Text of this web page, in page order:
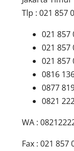
Tlp : 021 857
021 857
021 857
021 857
0816
0877
0821
WA :
Fax : 021 857